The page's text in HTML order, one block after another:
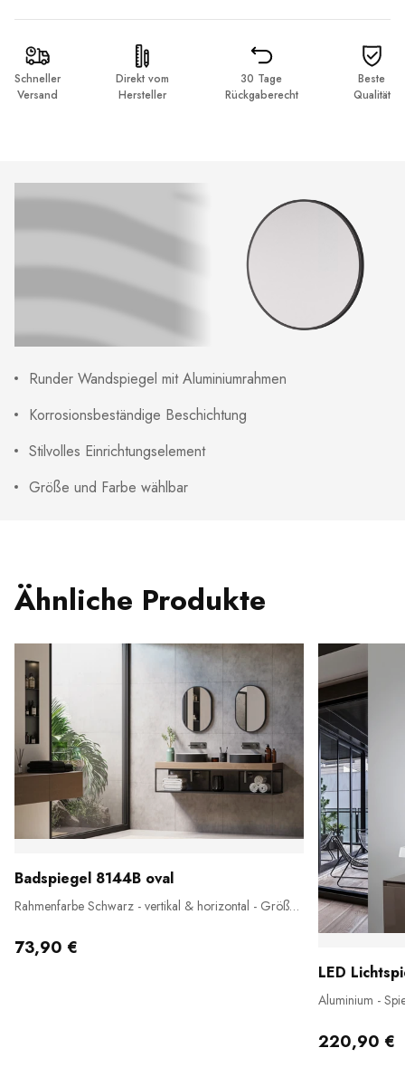
Schneller
Versand
Direkt vom
Hersteller
30 Tage
Rückgaberecht
Beste
Qualität
Runder Wandspiegel mit Aluminiumrahmen
Korrosionsbeständige Beschichtung
Stilvolles Einrichtungselement
Größe und Farbe wählbar
Ähnliche Produkte
Badspiegel 8144B oval
Rahmenfarbe Schwarz - vertikal & horizontal - Größe
73,90 €
LED
Aluminium -
220,90 €